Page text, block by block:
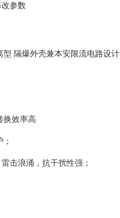
参数
隔爆外壳兼本安限流电路设计
换效率高
雷击浪涌，抗干扰性强；